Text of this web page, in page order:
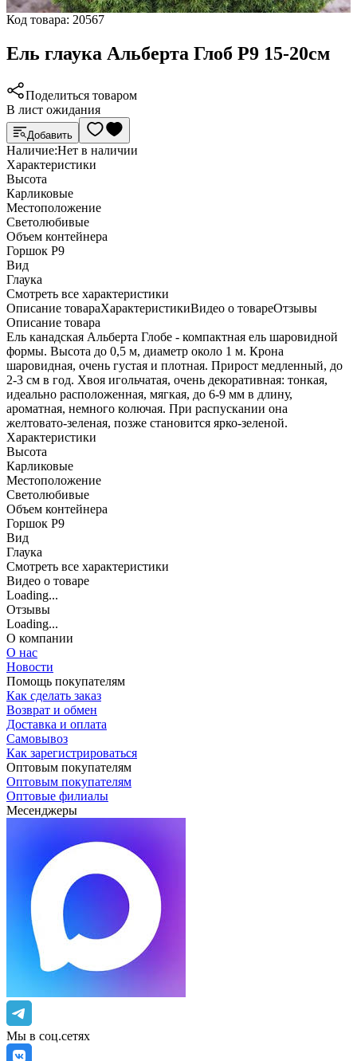
Код товара: 20567
Ель глаука Альберта Глоб Р9 15-20см
Поделиться товаром
В лист ожидания
Добавить
Наличие:Нет в наличии
Характеристики
Высота
Карликовые
Местоположение
Светолюбивые
Объем контейнера
Горшок Р9
Вид
Глаука
Cмотреть все характеристики
Описание товараХарактеристикиВидео о товареОтзывы
Описание товара
Ель канадская Альберта Глобе - компактная ель шаровидной
формы. Высота до 0,5 м, диаметр около 1 м. Крона
шаровидная, очень густая и плотная. Прирост медленный, до
2-3 см в год. Хвоя игольчатая, очень декоративная: тонкая,
идеально расположенная, мягкая, до 6-9 мм в длину,
ароматная, немного колючая. При распускании она
желтовато-зеленая, позже становится ярко-зеленой.
Характеристики
Высота
Карликовые
Местоположение
Светолюбивые
Объем контейнера
Горшок Р9
Вид
Глаука
Cмотреть все характеристики
Видео о товаре
Loading...
Отзывы
Loading...
О компании
О нас
Новости
Помощь покупателям
Как сделать заказ
Возврат и обмен
Доставка и оплата
Самовывоз
Как зарегистрироваться
Оптовым покупателям
Оптовым покупателям
Оптовые филиалы
Месенджеры
Мы в соц.сетях